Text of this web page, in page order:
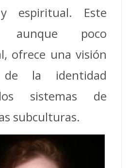
espiritual. Este
aunque poco
ofrece una visión
de la identidad
sistemas de
subculturas.